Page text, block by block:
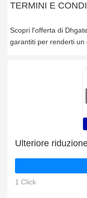
TERMINI E
Scopri l'offerta di
garantiti per renderti un
Ulteriore
1 Click